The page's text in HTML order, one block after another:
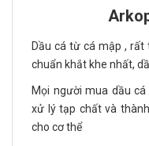
Dầu cá từ cá mập ,
chuẩn khắt khe nhất,
Mọi người mua dầu
xử lý tạp chất và
cho cơ thể